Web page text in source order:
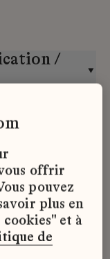
/
ait pas
pour le
offrir
pouvez
plus en
et à
de